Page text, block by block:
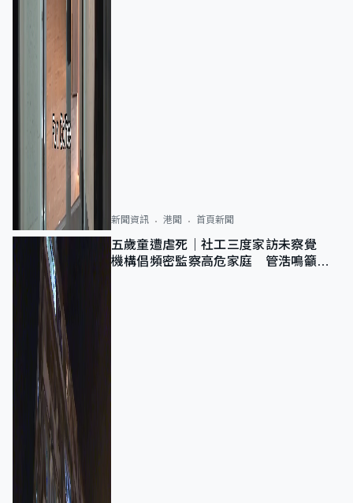
新聞資訊 港聞 首頁新聞
五歲童遭虐死｜社工三度家訪未察覺
機構倡頻密監察高危家庭 管浩鳴籲加